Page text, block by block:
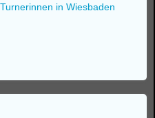
in Wiesbaden